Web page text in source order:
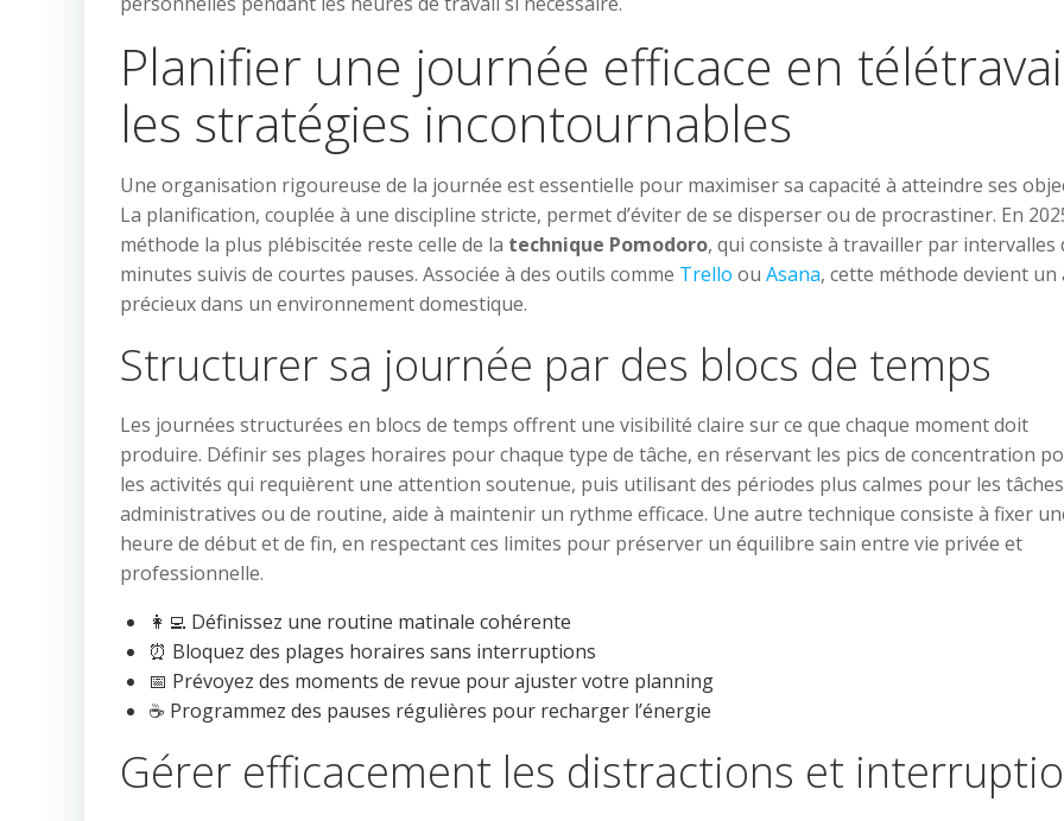
Planifier une journée efficace en
les stratégies incontournables
Une organisation rigoureuse de la journée est essentielle pour maximiser sa capacité à atteindre ses
La planification, couplée à une discipline stricte, permet d’éviter de se disperser ou de procrastiner. En
méthode la plus plébiscitée reste celle de la technique Pomodoro, qui consiste à travailler par intervalles
minutes suivis de courtes pauses. Associée à des outils comme Trello ou Asana, cette méthode devient un
précieux dans un environnement domestique.
Structurer sa journée par des blocs de temps
Les journées structurées en blocs de temps offrent une visibilité claire sur ce que chaque moment doit
produire. Définir ses plages horaires pour chaque type de tâche, en réservant les pics de concentration
les activités qui requièrent une attention soutenue, puis utilisant des périodes plus calmes pour les tâches
administratives ou de routine, aide à maintenir un rythme efficace. Une autre technique consiste à fixer
heure de début et de fin, en respectant ces limites pour préserver un équilibre sain entre vie privée et
professionnelle.
👩‍💻 Définissez une routine matinale cohérente
⏰ Bloquez des plages horaires sans interruptions
📅 Prévoyez des moments de revue pour ajuster votre planning
☕ Programmez des pauses régulières pour recharger l’énergie
Gérer efficacement les distractions et